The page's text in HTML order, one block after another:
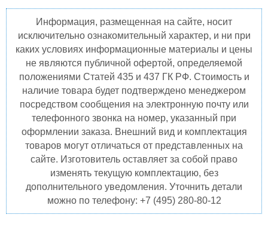
Информация, размещенная на сайте, носит
исключительно ознакомительный характер, и ни при
каких условиях информационные материалы и цены
не являются публичной офертой, определяемой
положениями Статей 435 и 437 ГК РФ. Стоимость и
наличие товара будет подтверждено менеджером
посредством сообщения на электронную почту или
телефонного звонка на номер, указанный при
оформлении заказа. Внешний вид и комплектация
товаров могут отличаться от представленных на
сайте. Изготовитель оставляет за собой право
изменять текущую комплектацию, без
дополнительного уведомления. Уточнить детали
можно по телефону: +7 (495) 280-80-12